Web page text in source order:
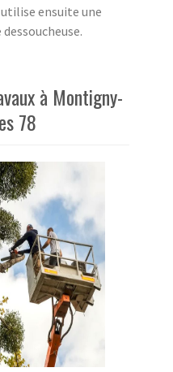
ensuite une
à Montigny-
78